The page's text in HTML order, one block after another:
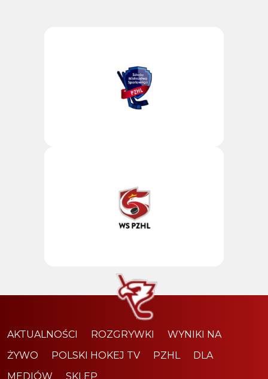
AKTUALNOŚCI ROZGRYWKI
WYNIKI NA
ŻYWO
POLSKI HOKEJ TV PZHL
DLA
MEDIÓW
SKLEP